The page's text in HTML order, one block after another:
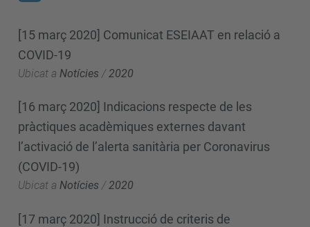
[15 març 2020] Comunicat ESEIAAT en relació a
COVID-19
Ubicat a Notícies / 2020
[16 març 2020] Indicacions respecte de les
pràctiques acadèmiques externes davant
l’activació de l’alerta sanitària per Coronavirus
(COVID-19)
Ubicat a Notícies /2020
[17 març 2020] Instrucció de criteris de